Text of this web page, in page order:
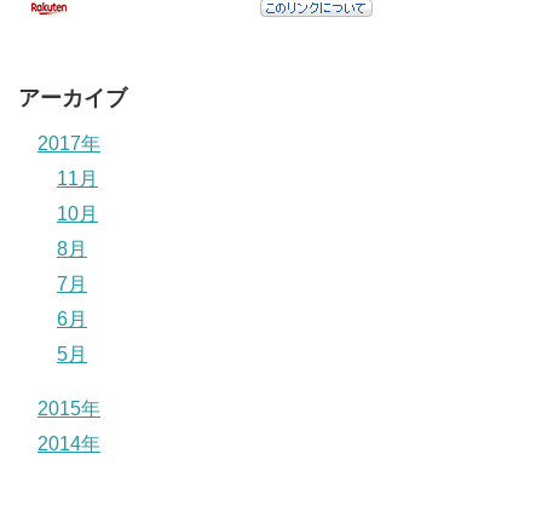
アーカイブ
2017年
11月
10月
8月
7月
6月
5月
2015年
2014年